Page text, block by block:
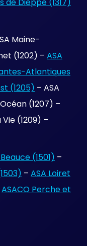
Maine-
(1202) – ASA
Atlantiques
(1205) – ASA
(1207) –
(1209) –
(1501) –
– ASA Loiret
ASACO Perche et